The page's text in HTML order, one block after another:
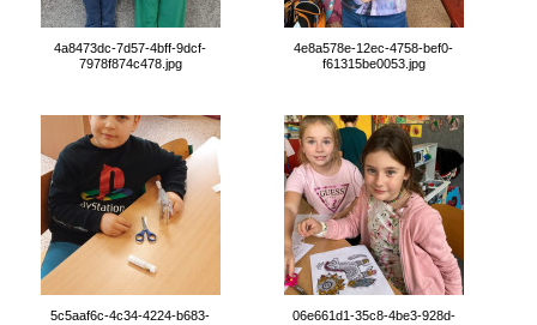
4a8473dc-7d57-4bff-9dcf-
7978f874c478.jpg
4e8a578e-12ec-4758-bef0-
f61315be0053.jpg
5c5aaf6c-4c34-4224-b683-
06e661d1-35c8-4be3-928d-